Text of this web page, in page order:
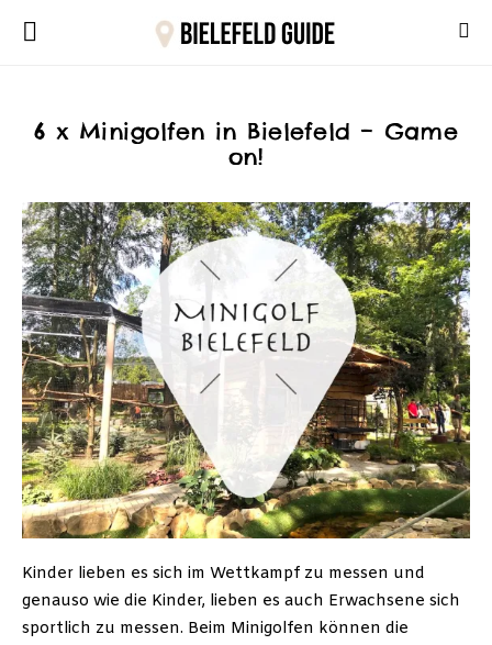
6 x Minigolfen in Bielefeld – Game
on!
Kinder lieben es sich im Wettkampf zu messen und
genauso wie die Kinder, lieben es auch Erwachsene sich
sportlich zu messen. Beim Minigolfen können die